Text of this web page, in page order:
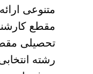
متنوعی
مقطع
تحصیلی
رشته